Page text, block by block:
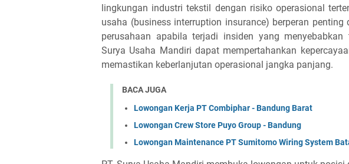
lingkungan industri tekstil dengan risiko operasional
usaha (business interruption insurance) berperan
perusahaan apabila terjadi insiden yang menyebabkan
Surya Usaha Mandiri dapat mempertahankan
memastikan keberlanjutan operasional jangka panjang.
BACA JUGA
Lowongan Kerja PT Combiphar - Bandung Barat
Lowongan Crew Store Puyo Group - Bandung
Lowongan Maintenance PT Sumitomo Wiring System